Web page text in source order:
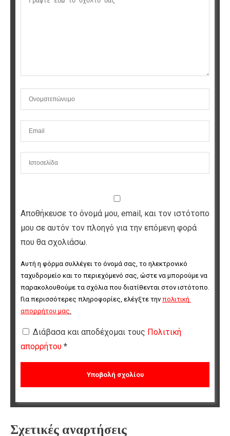
Αποθήκευσε το όνομά μου, email, και τον ιστότοπο
μου σε αυτόν τον πλοηγό για την επόμενη φορά
που θα σχολιάσω.
Αυτή η φόρμα συλλέγει το όνομά σας, το ηλεκτρονικό
ταχυδρομείο και το περιεχόμενό σας, ώστε να μπορούμε να
παρακολουθούμε τα σχόλια που διατίθενται στον ιστότοπο.
Για περισσότερες πληροφορίες, ελέγξτε την πολιτική
απορρήτου μας
Διάβασα και αποδέχομαι τους Πολιτική
απορρήτου *
Σχετικές αναρτήσεις